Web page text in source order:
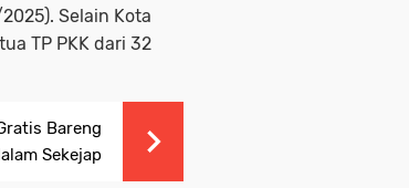
Selain Kota
TP PKK dari 32
Bareng
Sekejap